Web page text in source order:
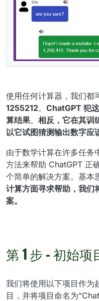
使用任何计算器，我们都
1255212。 ChatGPT 犯
算结果。 相反，它在其训
以它试图猜测输出数字应
由于数学计算在许多任务
方法来帮助 ChatGPT 正
个简单的解决方案。基本
计算方面寻求帮助，我们
案。
第 1 步 - 初始项
我们将使用以下项目作为
目，并将项目命名为